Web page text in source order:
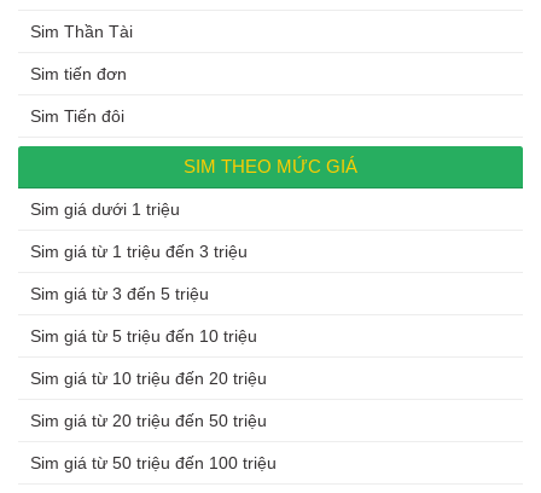
Sim Thần Tài
Sim tiến đơn
Sim Tiến đôi
SIM THEO MỨC GIÁ
Sim giá dưới 1 triệu
Sim giá từ 1 triệu đến 3 triệu
Sim giá từ 3 đến 5 triệu
Sim giá từ 5 triệu đến 10 triệu
Sim giá từ 10 triệu đến 20 triệu
Sim giá từ 20 triệu đến 50 triệu
Sim giá từ 50 triệu đến 100 triệu